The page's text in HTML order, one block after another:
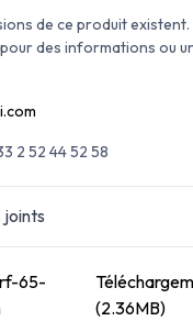
de ce produit existent.
des informations ou
2 52 44 52 58
joints
65-
(2.36MB)